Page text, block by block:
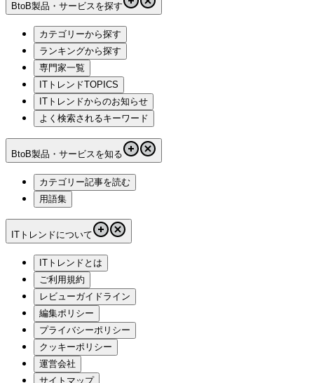
BtoB製品・サービスを探す
カテゴリーから探す
ランキングから探す
専門家一覧
ITトレンドTOPICS
ITトレンドからのお知らせ
よく検索されるキーワード
BtoB製品・サービスを知る
カテゴリー記事を読む
用語集
ITトレンドについて
ITトレンドとは
ご利用規約
レビューガイドライン
編集ポリシー
プライバシーポリシー
クッキーポリシー
運営会社
サイトマップ